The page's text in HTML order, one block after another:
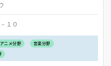
１０
ニメ分野
音楽分野